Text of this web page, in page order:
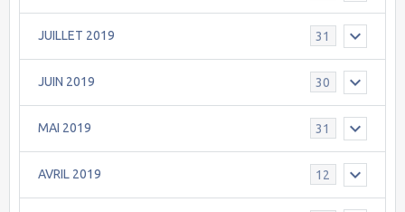
JUILLET 2019 31
JUIN 2019 30
MAI 2019 31
AVRIL 2019 12